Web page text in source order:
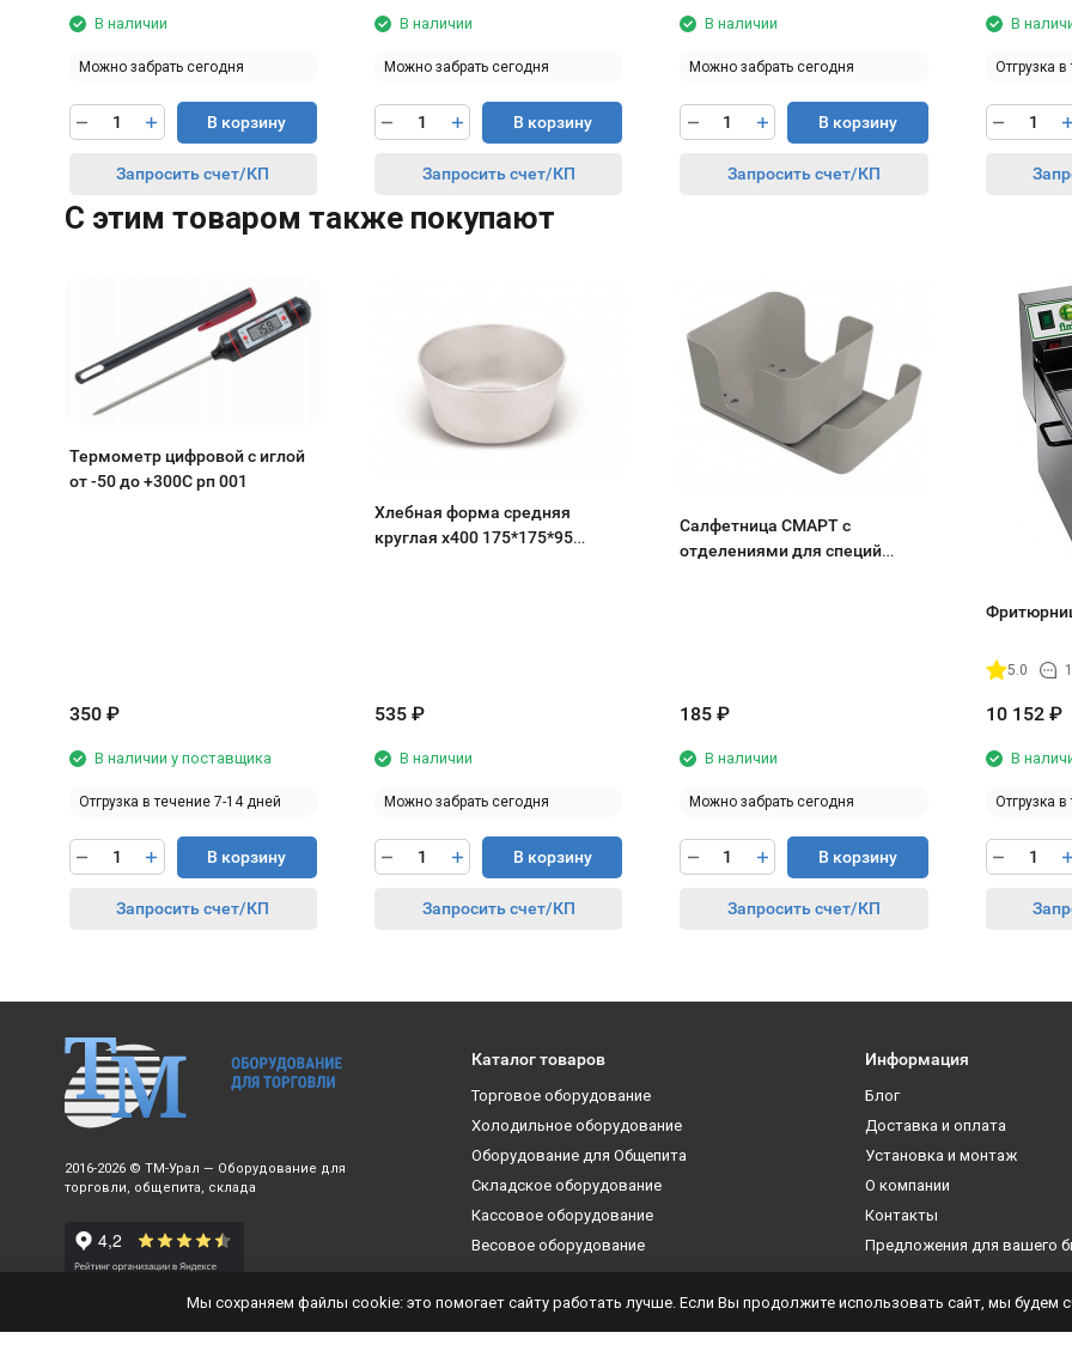
В наличии
Можно забрать сегодня
В корзину
Запросить счет/КП
В наличии
Можно забрать сегодня
В корзину
Запросить счет/КП
В наличии
Можно забрать сегодня
В корзину
Запросить счет/КП
В
Отгрузка
C этим товаром также покупают
Термометр цифровой с иглой
от -50 до +300С рп 001
350 ₽
В наличии у поставщика
Отгрузка в течение 7-14 дней
В корзину
Запросить счет/КП
Хлебная форма средняя
круглая х400 175*175*95
535 ₽
В наличии
Можно забрать сегодня
В корзину
Запросить счет/КП
Салфетница СМАРТ с
отделениями для специй
185 ₽
В наличии
Можно забрать сегодня
В корзину
Запросить счет/КП
5.0
10 152 ₽
В
Отгрузка
2016-2026 © ТМ-Урал — Оборудование для
торговли, общепита, склада
Каталог товаров
Торговое оборудование
Холодильное оборудование
Оборудование для Общепита
Складское оборудование
Кассовое оборудование
Весовое оборудование
Информация
Блог
Доставка и оплата
Установка и монтаж
О компании
Контакты
Предложения для вашего
Мы сохраняем файлы cookie: это помогает сайту работать лучше. Если Вы продолжите использовать сайт, мы будем